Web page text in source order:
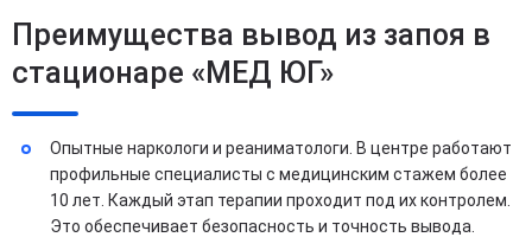
Преимущества вывод из запоя в
стационаре «МЕД ЮГ»
Опытные наркологи и реаниматологи. В центре работают
профильные специалисты с медицинским стажем более
10 лет. Каждый этап терапии проходит под их контролем.
Это обеспечивает безопасность и точность вывода.